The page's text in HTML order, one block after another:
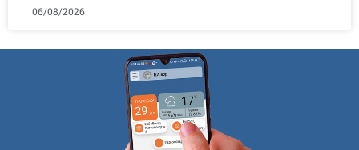
06/08/2026